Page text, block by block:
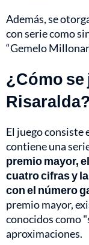
Además, se
con serie como
“Gemelo
¿Cómo se
Risaralda?
El juego
contiene una
premio mayor,
cuatro cifras y
con el número
premio mayor,
conocidos como
aproximaciones.